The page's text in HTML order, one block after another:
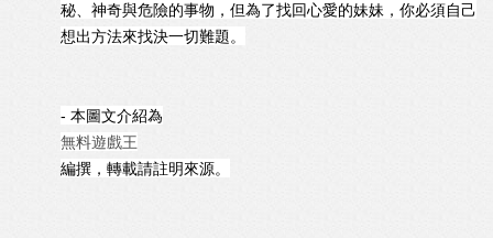
秘、神奇與危險的事物，但為了找回心愛的妹妹，你必須自己
想出方法來找決一切難題。
- 本圖文介紹為
無料遊戲王
編撰，轉載請註明來源。